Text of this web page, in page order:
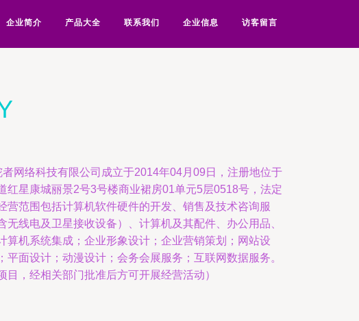
企业简介 产品大全 联系我们 企业信息 访客留言
者网络科技有限公司成立于2014年04月09日，注册地位于
红星康城丽景2号3号楼商业裙房01单元5层0518号，法定
营范围包括计算机软件硬件的开发、销售及技术咨询服
无线电及卫星接收设备）、计算机及其配件、办公用品、
算机系统集成；企业形象设计；企业营销策划；网站设
平面设计；动漫设计；会务会展服务；互联网数据服务。
目，经相关部门批准后方可开展经营活动）